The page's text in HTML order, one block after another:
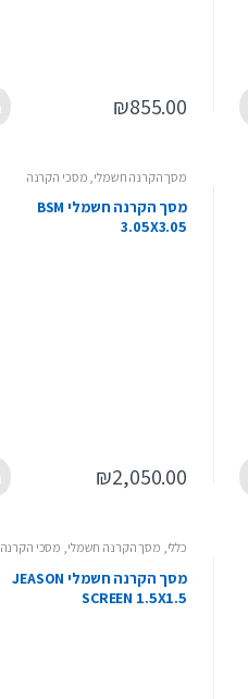
₪855.00
מסך הקרנה חשמלי מסכי הקרנה
מסך הקרנה חשמלי BSM
3.05X3.05
₪2,050.00
כללי, מסך הקרנה חשמלי, מסכי הקרנה
מסך הקרנה חשמלי JEASON
SCREEN 1.5X1.5